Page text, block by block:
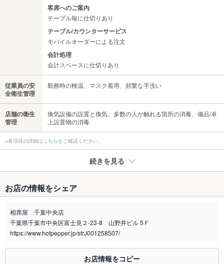
客席へのご案内
テーブル毎に仕切りあり
テーブル/カウンターサービス
モバイルオーダーによる注文
会計処理
会計スペースに仕切りあり
従業員の安
全衛生管理
勤務時の検温、マスク着用、頻繁な手洗い
店舗の衛生
管理
換気設備の設置と換気、多数の人が触れる箇所の消毒、備品/卓
上設置物の消毒
※各項目の詳細はこちらをご確認ください。
続きを見る
禁煙・喫煙 全席禁煙
喫煙専用室 なし
※2020年4月1日～受動喫煙対策に関する法律が施行されています。正しい情報はお店へお問い
お店の情報をシェア
相席屋 千葉中央店
千葉県千葉市中央区富士見２-23-8 山野井ビル 5Ｆ
https://www.hotpepper.jp/strJ001258507/
お店情報をコピー